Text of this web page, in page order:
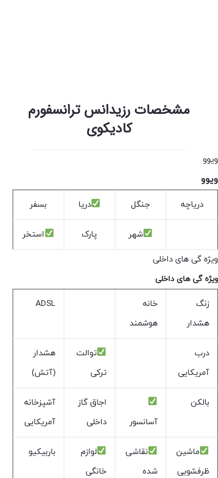
مشخصات رزیدانس ترانسفورم
کادیکوی
ویوو
ویوو
دریاچه جنگل دریا بسفر
شهر پارک استخر
ویژه گی های داخلی
ویژه گی های داخلی
زنگ
هشدار
خانه
هوشمند
ADSL
درب
آمریکایی
توالت
ترکی
هشدار
(آتش)
بالکن
آسانسور
اجاق گاز
داخلی
آشپزخانه
آمریکایی
ماشین
ظرفشویی
نقاشی
شده
لوازم
خانگی
باربیکیو